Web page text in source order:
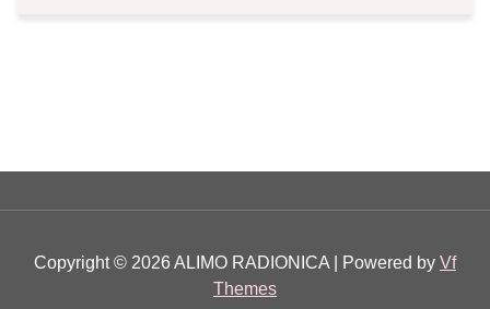
Copyright © 2026 ALIMO RADIONICA | Powered by Vf
Themes